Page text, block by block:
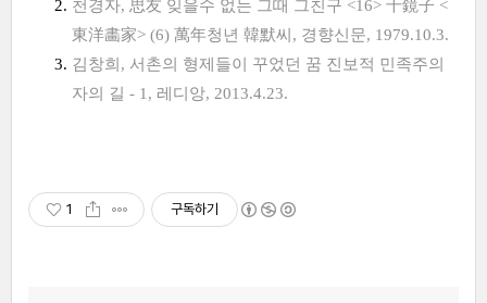
천경자, 思友 잊을수 없는 그때 그친구 <16> 千鏡子 <
東洋畵家> (6) 萬年청년 韓默씨, 경향신문, 1979.10.3.
김창희, 서촌의 형제들이 꾸었던 꿈 진보적 민족주의
자의 길 - 1, 레디앙, 2013.4.23.
1 구독하기